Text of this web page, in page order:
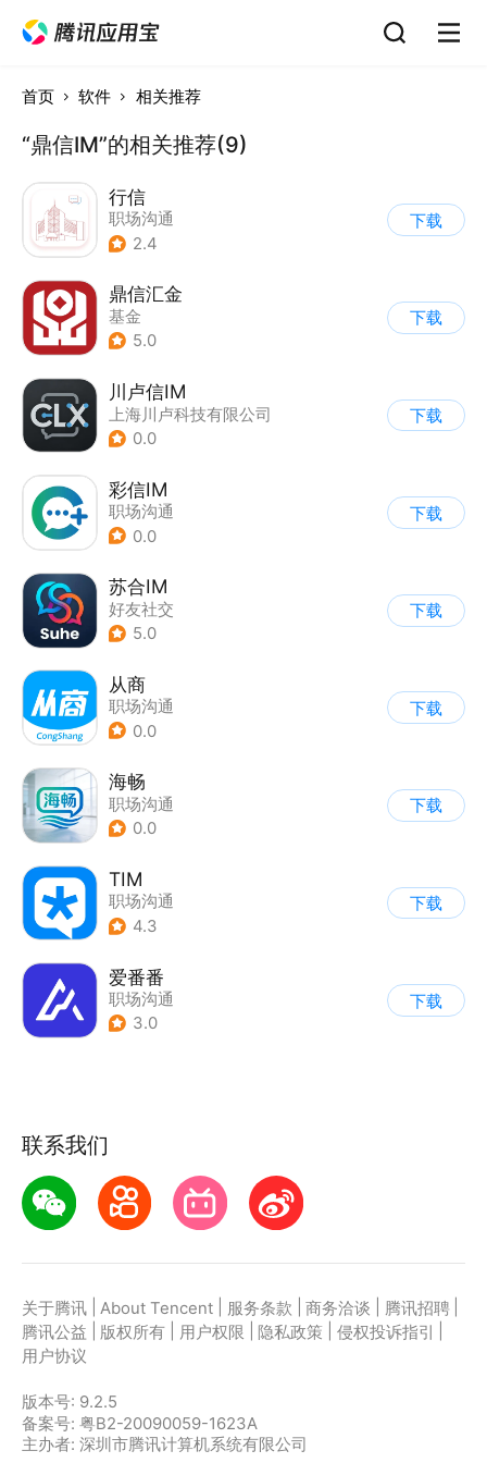
首页 软件 相关推荐
“鼎信IM”的相关推荐(9)
行信
职场沟通
2.4
下载
鼎信汇金
基金
5.0
下载
川卢信IM
上海川卢科技有限公司
0.0
下载
彩信IM
职场沟通
0.0
下载
苏合IM
好友社交
5.0
下载
从商
职场沟通
0.0
下载
海畅
职场沟通
0.0
下载
TIM
职场沟通
4.3
下载
爱番番
职场沟通
3.0
下载
联系我们
关于腾讯 About Tencent 服务条款 商务洽谈 腾讯招聘
腾讯公益
版权所有 用户权限 隐私政策 侵权投诉指引
用户协议
版本号: 9.2.5
备案号: 粤B2-20090059-1623A
主办者: 深圳市腾讯计算机系统有限公司